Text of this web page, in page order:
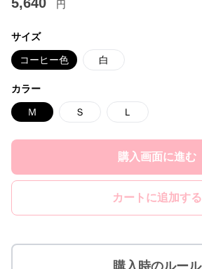
円
サイズ
コーヒー色 白
カラー
Ｍ Ｓ Ｌ
購入画面に進む
カートに追加する
購入時のルール